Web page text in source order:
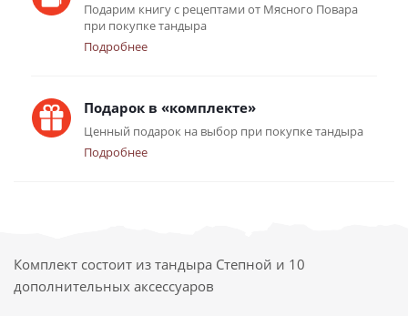
Подарим книгу с рецептами от Мясного Повара
при покупке тандыра
Подробнее
Подарок в «комплекте»
Ценный подарок на выбор при покупке тандыра
Подробнее
Комплект состоит из тандыра Степной и 10
дополнительных аксессуаров